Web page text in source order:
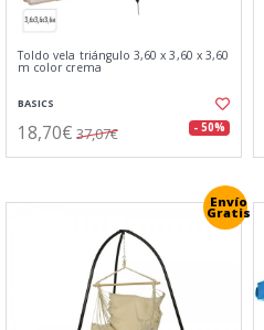
Toldo vela triángulo 3,60 x 3,60 x 3,60
m color crema
BASICS
18,70€ 37,07€ - 50%
Envío
Gratis